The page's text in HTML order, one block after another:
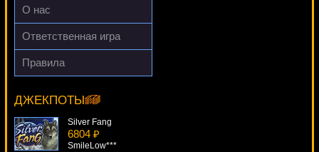
DenisVS***
О нас
Ответственная игра
Правила
ДЖЕКПОТЫ
Bubble Bonanza
Cteb***
Silver Fang
6804 ₽
SmileLow***